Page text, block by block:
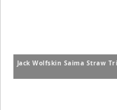
Jack Wolfskin Saima Straw